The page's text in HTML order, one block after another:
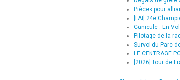
Pièces pour
[FAI] 24e
Canicule : En
Pilotage de la
Survol du Parc
LE CENTRAGE
[2026] Tour de